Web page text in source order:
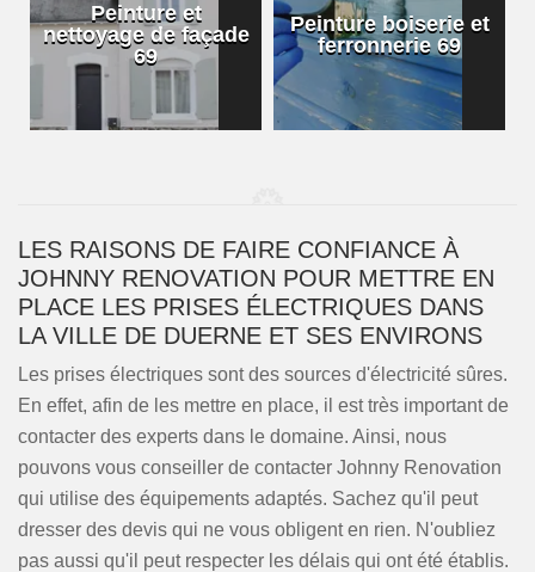
Peinture et
nettoyage de façade
69
Peinture boiserie et
ferronnerie 69
LES RAISONS DE FAIRE CONFIANCE À
JOHNNY RENOVATION POUR METTRE EN
PLACE LES PRISES ÉLECTRIQUES DANS
LA VILLE DE DUERNE ET SES ENVIRONS
Les prises électriques sont des sources d'électricité sûres.
En effet, afin de les mettre en place, il est très important de
contacter des experts dans le domaine. Ainsi, nous
pouvons vous conseiller de contacter Johnny Renovation
qui utilise des équipements adaptés. Sachez qu'il peut
dresser des devis qui ne vous obligent en rien. N'oubliez
pas aussi qu'il peut respecter les délais qui ont été établis.